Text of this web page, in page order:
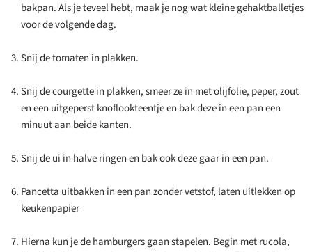
bakpan. Als je teveel hebt, maak je nog wat kleine gehaktballetjes
voor de volgende dag.
Snij de tomaten in plakken.
Snij de courgette in plakken, smeer ze in met olijfolie, peper, zout
en een uitgeperst knoflookteentje en bak deze in een pan een
minuut aan beide kanten.
Snij de ui in halve ringen en bak ook deze gaar in een pan.
Pancetta uitbakken in een pan zonder vetstof, laten uitlekken op
keukenpapier
Hierna kun je de hamburgers gaan stapelen. Begin met rucola,